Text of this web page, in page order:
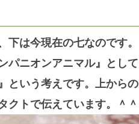
は今現在の七なのです。
パニオンアニマル』として
という考えです。上からの
クトで伝えています。＾＾